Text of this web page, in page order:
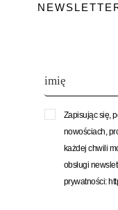
Zapisując się,
nowościach,
każdej chwili
obsługi
prywatności: